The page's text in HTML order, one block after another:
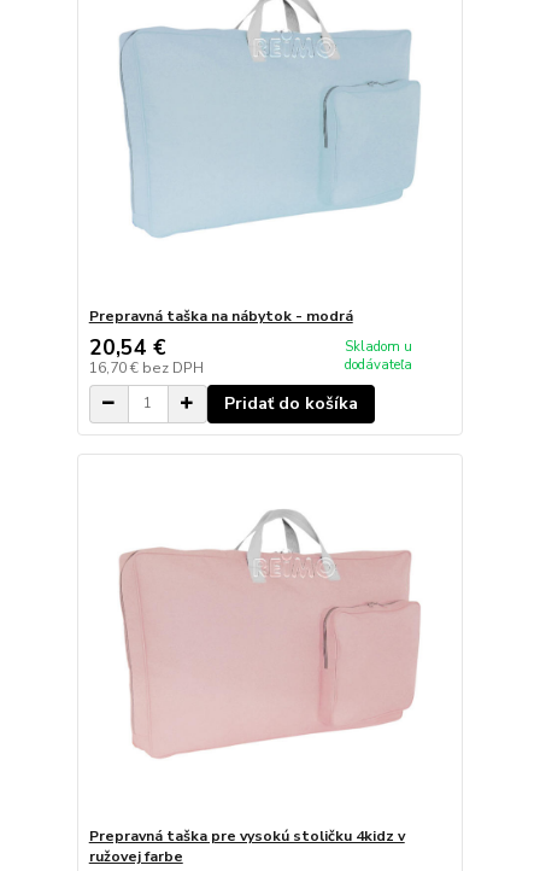
Prepravná taška na nábytok - modrá
20,54 €
16,70 € bez DPH
Skladom u
dodávateľa
Pridať do košíka
Prepravná taška pre vysokú stoličku 4kidz v
ružovej farbe